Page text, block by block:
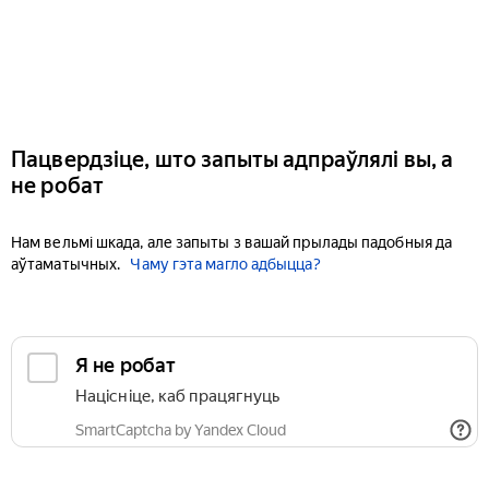
Пацвердзіце, што запыты адпраўлялі вы, а
не робат
Нам вельмі шкада, але запыты з вашай прылады падобныя да
аўтаматычных.
Чаму гэта магло адбыцца?
Я не робат
Націсніце, каб працягнуць
SmartCaptcha by Yandex Cloud